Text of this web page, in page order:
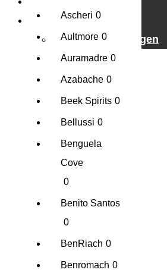
Mijn account
Inhoud Winkelwagen
Ascheri 0
Aultmore 0
Auramadre 0
Azabache 0
Beek Spirits 0
Bellussi 0
Benguela
Cove
0
Benito Santos
0
BenRiach 0
Benromach 0